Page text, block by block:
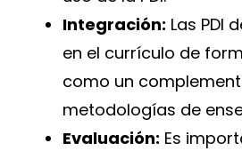
Integración: Las PDI
en el currículo de
como un
metodologías de
Evaluación: Es